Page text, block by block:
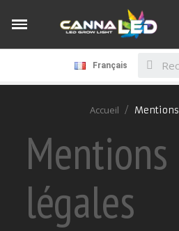
Français
Accueil
Mentions
légales